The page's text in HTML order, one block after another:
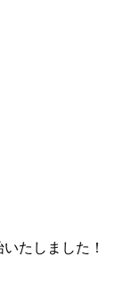
たしました！